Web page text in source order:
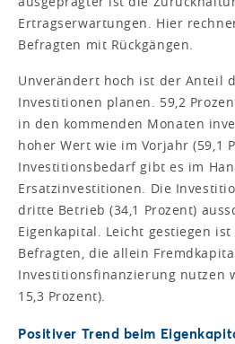
Ertragserwartungen. Hier
Befragten mit Rückgängen.
Unverändert hoch ist der Anteil
Investitionen planen. 59,2
in den kommenden Monaten
hoher Wert wie im Vorjahr (59,1
Investitionsbedarf gibt es im
Ersatzinvestitionen. Die
dritte Betrieb (34,1 Prozent)
Eigenkapital. Leicht gestiegen
Befragten, die allein
Investitionsfinanzierung nutzen
15,3 Prozent).
Positiver Trend beim